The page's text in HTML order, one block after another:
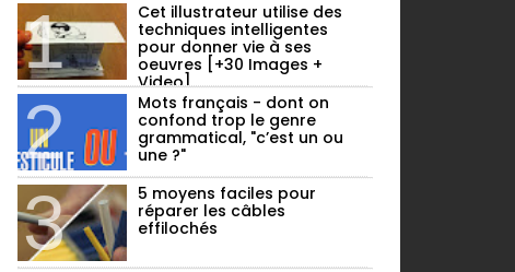
Cet illustrateur utilise des
techniques intelligentes
pour donner vie à ses
oeuvres [+30 Images +
Video]
Mots français - dont on
confond trop le genre
grammatical, "c’est un ou
une ?"
5 moyens faciles pour
réparer les câbles
effilochés